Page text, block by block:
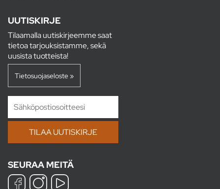
UUTISKIRJE
Tilaamalla uutiskirjeemme saat
tietoa tarjouksistamme, sekä
uusista tuotteista!
Tietosuojaseloste »
SEURAA MEITÄ